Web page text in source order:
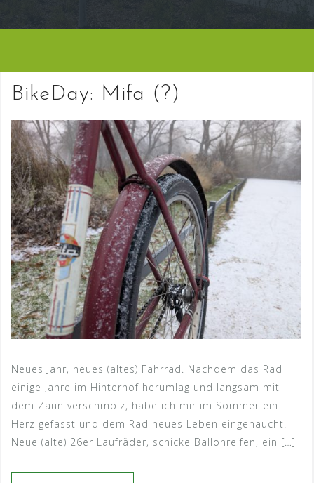
BikeDay: Mifa (?)
Neues Jahr, neues (altes) Fahrrad. Nachdem das Rad
einige Jahre im Hinterhof herumlag und langsam mit
dem Zaun verschmolz, habe ich mir im Sommer ein
Herz gefasst und dem Rad neues Leben eingehaucht.
Neue (alte) 26er Laufräder, schicke Ballonreifen, ein […]